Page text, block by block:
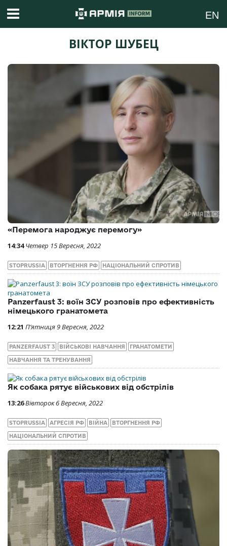
EN
ВІКТОР ШУБЕЦ
«Перемога народжує перемогу»
14:34 Четвер 15 Вересня, 2022
STOPRUSSIA ВТОРГНЕННЯ РФ НАЦІОНАЛЬНИЙ СПРОТИВ
Panzerfaust 3: воїн ЗСУ розповів про ефективність
німецького гранатомета
12:21 П’ятниця 9 Вересня, 2022
PANZERFAUST 3 ВІЙСЬКОВІ НАВЧАННЯ ГРАНАТОМЕТИ
НАВЧАННЯ ТА ТРЕНУВАННЯ
Як собака рятує військових від обстрілів
13:26Вівторок 6 Вересня, 2022
STOPRUSSIA АГРЕСІЯ РФ ВІЙНА ВТОРГНЕННЯ РФ
НАЦІОНАЛЬНИЙ СПРОТИВ